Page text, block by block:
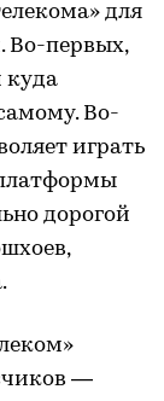
для
Во-первых,
куда
Во-
играть
дорогой
—